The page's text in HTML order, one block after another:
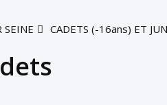
SEINE CADETS (-16ans) ET